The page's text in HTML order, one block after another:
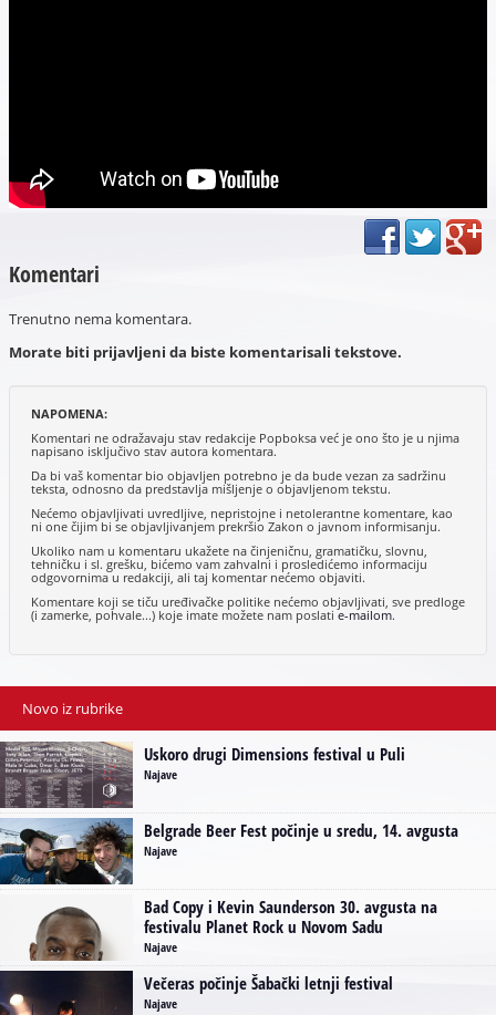
Komentari
Trenutno nema komentara.
Morate biti prijavljeni da biste komentarisali tekstove.
NAPOMENA:
Komentari ne odražavaju stav redakcije Popboksa već je ono što je u njima
napisano isključivo stav autora komentara.
Da bi vaš komentar bio objavljen potrebno je da bude vezan za sadržinu
teksta, odnosno da predstavlja mišljenje o objavljenom tekstu.
Nećemo objavljivati uvredljive, nepristojne i netolerantne komentare, kao
ni one čijim bi se objavljivanjem prekršio Zakon o javnom informisanju.
Ukoliko nam u komentaru ukažete na činjeničnu, gramatičku, slovnu,
tehničku i sl. grešku, bićemo vam zahvalni i prosledićemo informaciju
odgovornima u redakciji, ali taj komentar nećemo objaviti.
Komentare koji se tiču uređivačke politike nećemo objavljivati, sve predloge
(i zamerke, pohvale...) koje imate možete nam poslatie-mailom.
Novo iz rubrike
Uskoro drugi Dimensions festival u Puli
Najave
Belgrade Beer Fest počinje u sredu, 14. avgusta
Najave
Bad Copy i Kevin Saunderson 30. avgusta na
festivalu Planet Rock u Novom Sadu
Najave
Večeras počinje Šabački letnji festival
Najave